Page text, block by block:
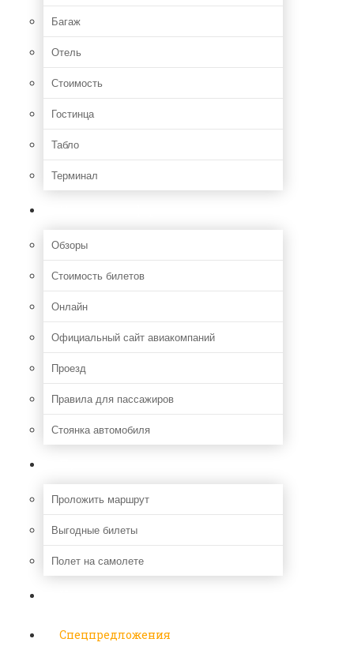
Багаж
Отель
Стоимость
Гостинца
Табло
Терминал
Обзоры
Стоимость билетов
Онлайн
Официальный сайт авиакомпаний
Проезд
Правила для пассажиров
Стоянка автомобиля
Проложить маршрут
Выгодные билеты
Полет на самолете
Спецпредложения